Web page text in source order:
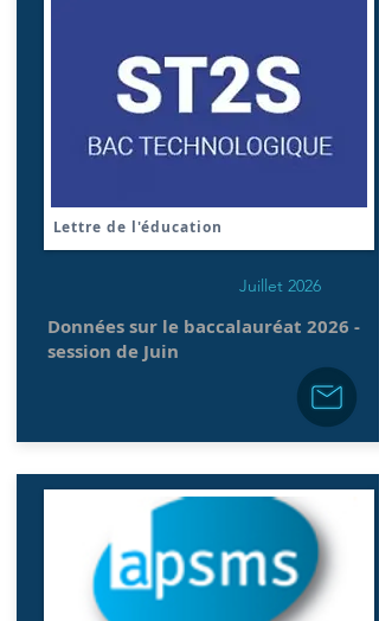
Lettre de l'éducation
Juillet 2026
Données sur le baccalauréat 2026 -
session de Juin